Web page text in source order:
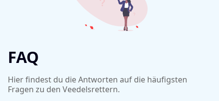
FAQ
Hier findest du die Antworten auf die häufigsten
Fragen zu den Veedelsrettern.